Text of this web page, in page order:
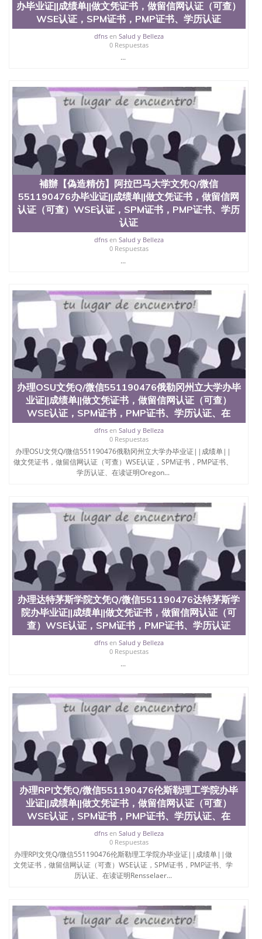
University）圣何塞州立大学结业证（San Jose State
University）圣何塞州立大学结业证（San Jose State
University）圣何塞州立大学结业证（San Jose State
University）圣何塞州立大学学位证（San Jose State
University）圣何塞州立大学学位证（San Jose State
University）圣何塞州立大学学历证书（San Jose
Jose State University）圣何塞州立大学学历证书
（San Jose State University）澳洲读书未毕业找人做
文凭学位qq微信551190476澳洲读CQU中央昆士兰大
学学历 绩单购买学位证书/澳洲读本科硕士做文凭/购
买澳洲大学毕业证成绩单假文凭学历
offieUniversityofSouthernQueensland 澳洲读书未毕
业找人做文凭学位qq微信551190476澳洲读CQU中央
昆士兰大学学历成绩单购买学位证书/澳洲读本科硕
士做文凭/购买澳洲大学毕业证成绩单假文凭学历办
理DU文凭Q/微信551190476丹佛大学办毕业证||成绩
单||做文凭证书，做留信网认证（可查）WSE认证，
SPM证书，PMP证书、学历认证、在读证明University
办毕业证||成绩单||做文凭证书，做留信网认证（可查）
WSE认证，SPM证书，PMP证书、学历认证
dfnsen Salud y Belleza
0 Respuestas
...
補辦【偽造精仿】阿拉巴马大学文凭Q/微信
551190476办毕业证||成绩单||做文凭证书，做留信网
认证（可查）WSE认证，SPM证书，PMP证书、学历
认证
dfnsen Salud y Belleza
0 Respuestas
...
办理OSU文凭Q/微信551190476俄勒冈州立大学办毕
业证||成绩单||做文凭证书，做留信网认证（可查）
WSE认证，SPM证书，PMP证书、学历认证、在
dfnsen Salud y Belleza
0 Respuestas
办理OSU文凭Q/微信551190476俄勒冈州立大学办毕业证||成绩单||
做文凭证书，做留信网认证（可查）WSE认证，SPM证书，PMP证书、
学历认证、在读证明Oregon...
办理达特茅斯学院文凭Q/微信551190476达特茅斯学
院办毕业证||成绩单||做文凭证书，做留信网认证（可
查）WSE认证，SPM证书，PMP证书、学历认证
dfnsen Salud y Belleza
0 Respuestas
...
办理RPI文凭Q/微信551190476伦斯勒理工学院办毕
业证||成绩单||做文凭证书，做留信网认证（可查）
WSE认证，SPM证书，PMP证书、学历认证、在
dfnsen Salud y Belleza
0 Respuestas
办理RPI文凭Q/微信551190476伦斯勒理工学院办毕业证||成绩单||做
文凭证书，做留信网认证（可查）WSE认证，SPM证书，PMP证书、学
历认证、在读证明Rensselaer...